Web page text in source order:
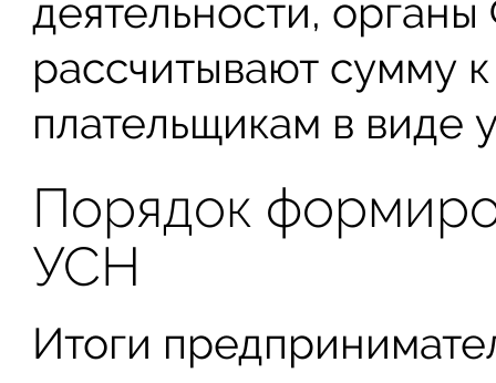
деятельности,
рассчитывают сумму
плательщикам в виде
Порядок
УСН
Итоги